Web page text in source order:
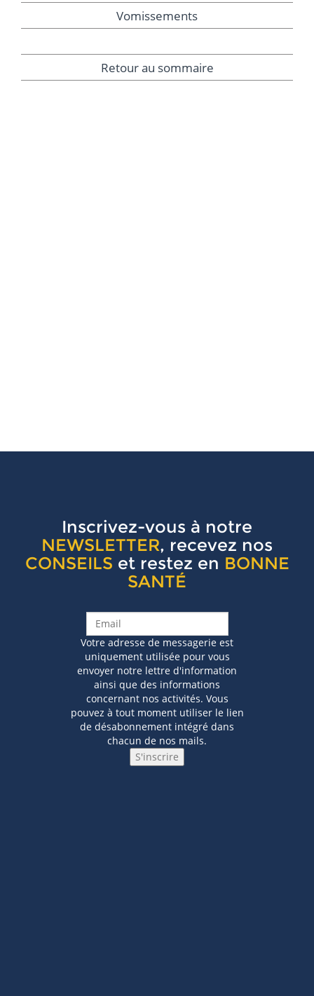
Vomissements
Retour au sommaire
Inscrivez-vous à notre
NEWSLETTER, recevez nos
CONSEILS et restez en BONNE
SANTÉ
Votre adresse de messagerie est
uniquement utilisée pour vous
envoyer notre lettre d'information
ainsi que des informations
concernant nos activités. Vous
pouvez à tout moment utiliser le lien
de désabonnement intégré dans
chacun de nos mails.